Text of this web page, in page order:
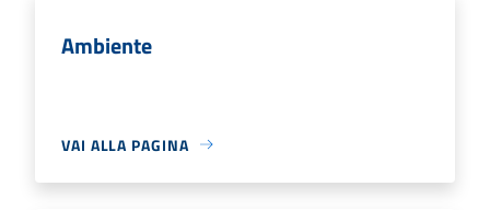
Ambiente
VAI ALLA PAGINA